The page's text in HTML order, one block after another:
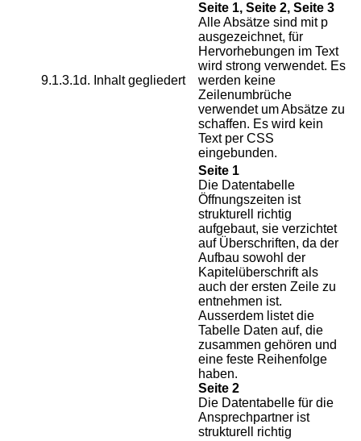
9.1.3.1d. Inhalt gegliedert
Seite 1, Seite 2, Seite 3
Alle Absätze sind mit p
ausgezeichnet, für
Hervorhebungen im Text
wird strong verwendet. Es
werden keine
Zeilenumbrüche
verwendet um Absätze zu
schaffen. Es wird kein
Text per CSS
eingebunden.
Seite 1
Die Datentabelle
Öffnungszeiten ist
strukturell richtig
aufgebaut, sie verzichtet
auf Überschriften, da der
Aufbau sowohl der
Kapitelüberschrift als
auch der ersten Zeile zu
entnehmen ist.
Ausserdem listet die
Tabelle Daten auf, die
zusammen gehören und
eine feste Reihenfolge
haben.
Seite 2
Die Datentabelle für die
Ansprechpartner ist
strukturell richtig